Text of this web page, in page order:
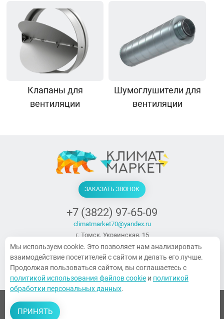
Клапаны для
вентиляции
Шумоглушители для
вентиляции
ЗАКАЗАТЬ ЗВОНОК
+7 (3822) 97-65-09
climatmarket70@yandex.ru
г. Томск, Украинская, 15
ПН-ПТ. 9:00-18:00, СБ 10:00-14:00,
Воскресенье — выходной
Мы используем cookie. Это позволяет нам анализировать
взаимодействие посетителей с сайтом и делать его лучше.
Продолжая пользоваться сайтом, вы соглашаетесь с
политикой использования файлов cookie и политикой
обработки персональных данных.
ПРИНЯТЬ